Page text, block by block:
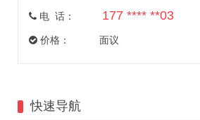
电 话： 177 **** **03
价格： 面议
快速导航